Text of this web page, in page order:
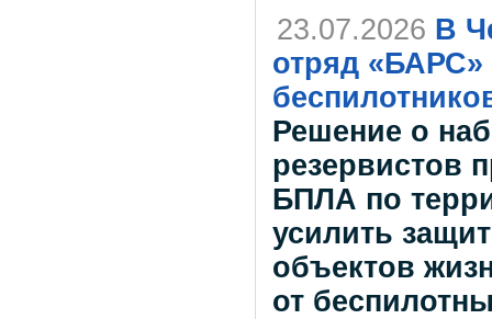
23.07.2026 В
отряд
Решение о
резервистов
БПЛА по
усилить
объектов
от